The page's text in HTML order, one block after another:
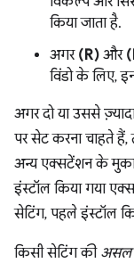
किया जाता है.
अगर (R) और
विंडो के लिए,
अगर दो या उससे
पर सेट करना चाहते
अन्य एक्सटेंशन के
इंस्टॉल किया गया
सेटिंग, पहले इंस्टॉल
किसी सेटिंग की असल